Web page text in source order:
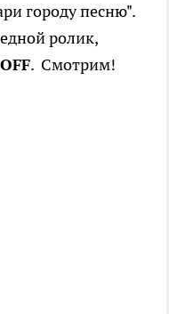
городу песню".
ролик,
. Смотрим!